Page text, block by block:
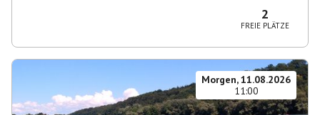
2
FREIE PLÄTZE
Morgen, 11.08.2026
11:00